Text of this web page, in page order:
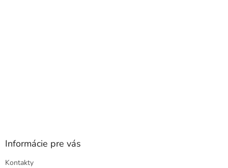
Informácie pre vás
Kontakty